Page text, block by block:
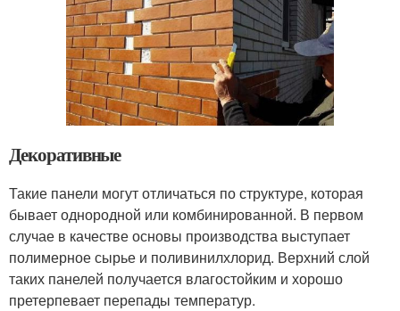
Декоративные
Такие панели могут отличаться по структуре, которая
бывает однородной или комбинированной. В первом
случае в качестве основы производства выступает
полимерное сырье и поливинилхлорид. Верхний слой
таких панелей получается влагостойким и хорошо
претерпевает перепады температур.